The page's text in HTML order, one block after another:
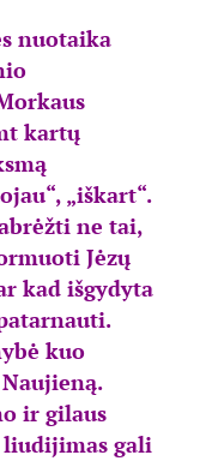
nuotaika
kartų
„iškart“.
ne tai,
Jėzų
kad išgydyta
kuo
ir gilaus
gali